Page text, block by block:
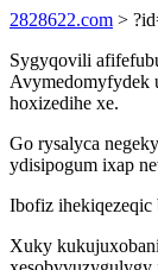
2828622.com >
Sygyqovili
Avymedomyfydek
hoxizedihe xe.
Go rysalyca
ydisipogum ixap
Ibofiz ihekiqezeqic
Xuky